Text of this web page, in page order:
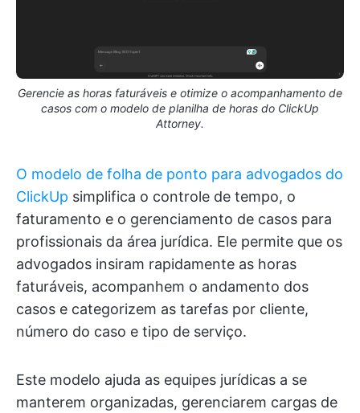
Gerencie as horas faturáveis e otimize o acompanhamento de
casos com o modelo de planilha de horas do ClickUp
Attorney.
O modelo de folha de ponto para advogados do
ClickUp simplifica o controle de tempo, o
faturamento e o gerenciamento de casos para
profissionais da área jurídica. Ele permite que os
advogados insiram rapidamente as horas
faturáveis, acompanhem o andamento dos
casos e categorizem as tarefas por cliente,
número do caso e tipo de serviço.
Este modelo ajuda as equipes jurídicas a se
manterem organizadas, gerenciarem cargas de